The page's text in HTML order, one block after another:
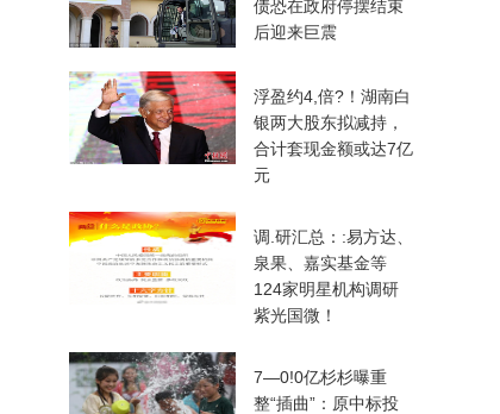
债恐在政府停摆结束
后迎来巨震
浮盈约4,倍?！湖南白
银两大股东拟减持，
合计套现金额或达7亿
元
调.研汇总：:易方达、
泉果、嘉实基金等
124家明星机构调研
紫光国微！
7—0!0亿杉杉曝重
整“插曲”：原中标投